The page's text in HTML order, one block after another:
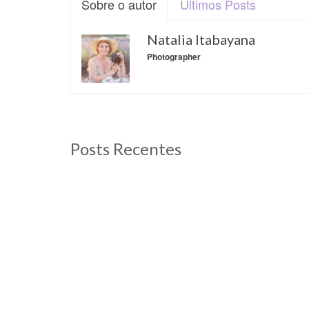
Sobre o autor Últimos Posts
Natalia Itabayana
Photographer
Posts Recentes